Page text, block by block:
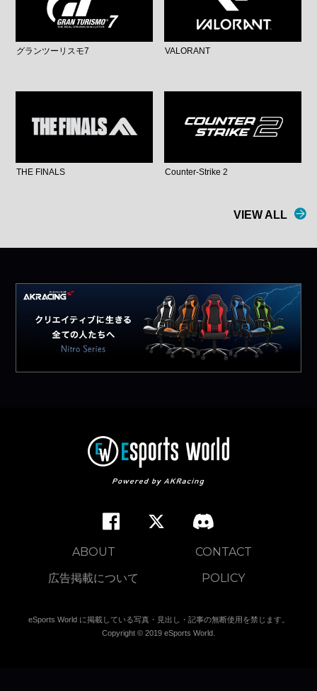
グランツーリスモ7 VALORANT
THE FINALS Counter-Strike 2
VIEW ALL
ABOUT
CONTACT
広告掲載について
POLICY
eSports World に掲載している写真・見出し・記事の無断使用を禁じます。
Copyright © 2019 eSports World.